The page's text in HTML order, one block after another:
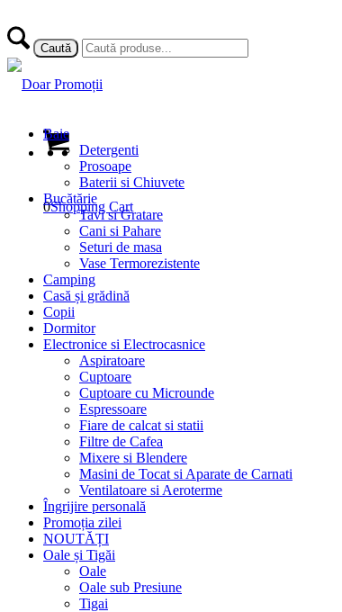
0Shopping Cart
Baie
Detergenti
Prosoape
Baterii si Chiuvete
Bucătărie
Tavi si Gratare
Cani si Pahare
Seturi de masa
Vase Termorezistente
Camping
Casă și grădină
Copii
Dormitor
Electronice si Electrocasnice
Aspiratoare
Cuptoare
Cuptoare cu Microunde
Espressoare
Fiare de calcat si statii
Filtre de Cafea
Mixere si Blendere
Masini de Tocat si Aparate de Carnati
Ventilatoare si Aeroterme
Îngrijire personală
Promoția zilei
NOUTĂȚI
Oale și Tigăi
Oale
Oale sub Presiune
Tigai